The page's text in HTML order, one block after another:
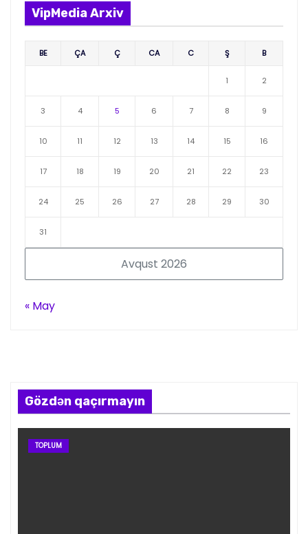
VipMedia Arxiv
Avqust 2026
BE ÇA Ç CA C Ş B
1 2
3 4 5 6 7 8 9
10 11 12 13 14 15 16
17 18 19 20 21 22 23
24 25 26 27 28 29 30
31
« May
Gözdən qaçırmayın
TOPLUM